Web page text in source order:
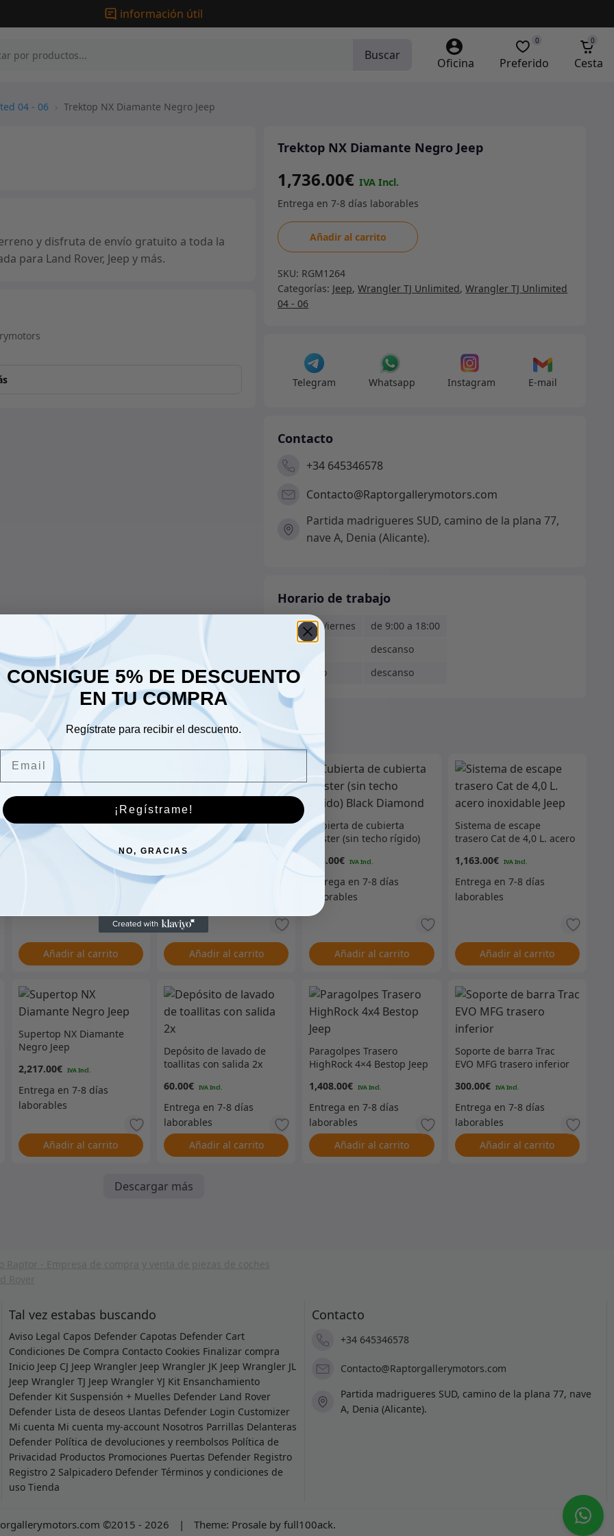
información útil
Buscar
Oficina Preferido
0
Cesta
0
04 - 06 › Trektop NX Diamante Negro Jeep
y disfruta de envío gratuito a toda la
para Land Rover, Jeep y más.
Trektop NX Diamante Negro Jeep
1,736.00€
Trektop
NX
Negro
Jeep
Añadir al carrito
SKU: RGM1264
Categorías: Jeep,Wrangler TJ Unlimited,Wrangler TJ Unlimited
04 - 06
Telegram Whatsapp Instagram E-mail
Contacto
+34 645346578
Contacto@Raptorgallerymotors.com
Partida madrigueres SUD, camino de la plana 77,
nave A, Denia (Alicante).
Horario de trabajo
Lunes - Viernes
de 9:00 a 18:00
descanso
Domingo
descanso
Cabecera Bikinitop
Versión Safari Diamante
Añadir al carrito
Cubierta de sendero de
carbón
Añadir al carrito
Cubierta de cubierta
Duster (sin techo rígido)
328.00€
Añadir al carrito
Sistema de escape
trasero Cat de 4,0 L. acero
1,163.00€
Añadir al carrito
Supertop NX Diamante
Negro Jeep
2,217.00€
Añadir al carrito
Depósito de lavado de
toallitas con salida 2x
60.00€
Añadir al carrito
Paragolpes Trasero
HighRock 4×4 Bestop Jeep
1,408.00€
Añadir al carrito
Soporte de barra Trac
EVO MFG trasero inferior
300.00€
Añadir al carrito
Descargar más
Tal vez estabas buscando
Aviso Legal Capos Defender Capotas Defender Cart
Condiciones De Compra Contacto Cookies Finalizar compra
Inicio Jeep CJ Jeep Wrangler Jeep Wrangler JK Jeep Wrangler JL
Jeep Wrangler TJ Jeep Wrangler YJ Kit Ensanchamiento
Defender Kit Suspensión + Muelles Defender Land Rover
Defender Lista de deseos Llantas Defender Login Customizer
Mi cuenta Mi cuenta my-account Nosotros Parrillas Delanteras
Defender Política de devoluciones y reembolsos Política de
Privacidad Productos Promociones Puertas Defender Registro
Registro 2 Salpicadero Defender Términos y condiciones de
uso Tienda
Contacto
+34 645346578
Contacto@Raptorgallerymotors.com
Partida madrigueres SUD, camino de la plana 77, nave
A, Denia (Alicante).
©2015 - 2026 | Theme: Prosaleby full100ack.
CONSIGUE 5% DE DESCUENTO
EN TU COMPRA
Regístrate para recibir el descuento.
¡Regístrame!
NO, GRACIAS